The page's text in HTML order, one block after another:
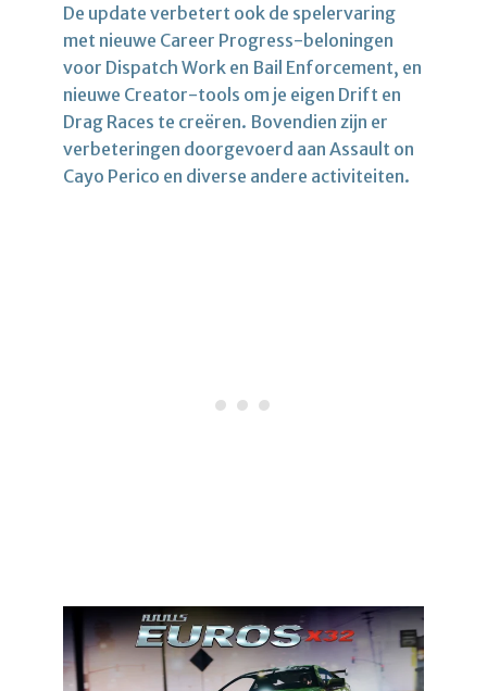
De update verbetert ook de spelervaring
met nieuwe Career Progress-beloningen
voor Dispatch Work en Bail Enforcement, en
nieuwe Creator-tools om je eigen Drift en
Drag Races te creëren. Bovendien zijn er
verbeteringen doorgevoerd aan Assault on
Cayo Perico en diverse andere activiteiten.